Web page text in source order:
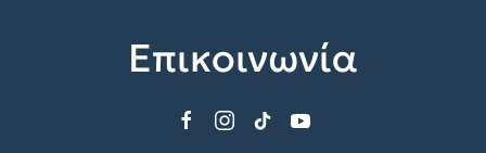
Επικοινωνία